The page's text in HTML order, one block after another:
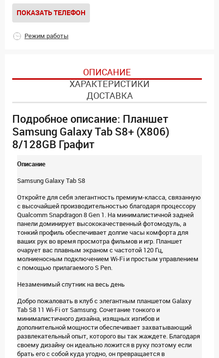
ПОКАЗАТЬ ТЕЛЕФОН
Режим работы
ОПИСАНИЕ
ХАРАКТЕРИСТИКИ
ДОСТАВКА
Подробное описание: Планшет
Samsung Galaxy Tab S8+ (X806)
8/128GB Графит
Описание
Samsung Galaxy Tab S8
Откройте для себя элегантность премиум-класса, связанную
с высочайшей производительностью благодаря процессору
Qualcomm Snapdragon 8 Gen 1. На минималистичной задней
панели доминирует высококачественный фотомодуль, а
тонкий профиль обеспечивает долгие часы комфорта для
ваших рук во время просмотра фильмов и игр. Планшет
очарует вас плавным экраном с частотой 120 Гц,
молниеносным подключением Wi-Fi и простым управлением
с помощью прилагаемого S Pen.
Незаменимый спутник на весь день
Добро пожаловать в клуб с элегантным планшетом Galaxy
Tab S8 11 Wi-Fi от Samsung. Сочетание тонкого и
минималистичного дизайна, изящных изгибов и
дополнительной мощности обеспечивает захватывающий
развлекательный опыт, которого вы так жаждете. Благодаря
своему дизайну он идеально ложится в руку поэтому если
брать его с собой куда угодно, он превращается в